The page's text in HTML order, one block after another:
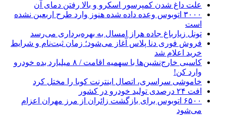
علت داغ شدن کمپرسور اسکرو و بالا رفتن دمای آن
۳۰۰۰ اتوبوس وعده داده شده هنوز وارد طرح اربعین نشده
است
تونل زیارباغ جاده هراز امسال به بهره‌برداری می‌رسد
فروش فوری دنا پلاس آغاز می‌شود؛ زمان ثبت‌نام و شرایط
خرید اعلام شد
کاسبی خارج‌نشین‌ها با سهمیه اقامت / ۸ میلیارد بده خودرو
وارد کن!
خاموشی سراسری، اتصال اینترنت کوبا را مختل کرد
افت ۲۴ درصدی تولید خودرو در کشور
۶۵۰۰ اتوبوس برای بازگشت زائران از مرز مهران اعزام
می‌شود